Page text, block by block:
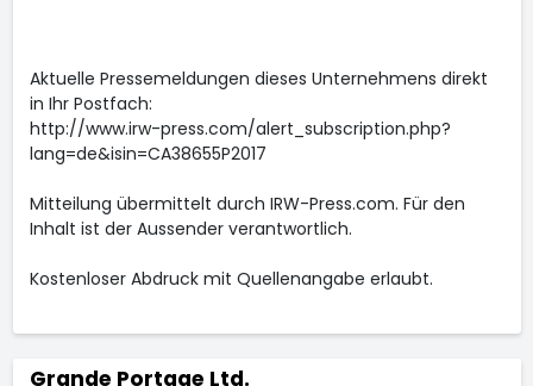
Aktuelle Pressemeldungen dieses Unternehmens direkt
in Ihr Postfach:
http://www.irw-press.com/alert_subscription.php?
lang=de&isin=CA38655P2017
Mitteilung übermittelt durch IRW-Press.com. Für den
Inhalt ist der Aussender verantwortlich.
Kostenloser Abdruck mit Quellenangabe erlaubt.
Grande Portage Ltd.